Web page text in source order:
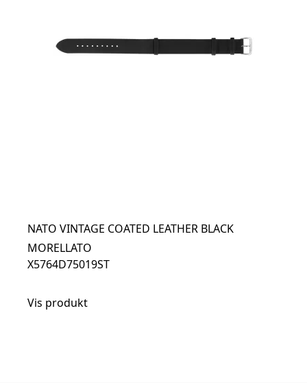
NATO VINTAGE COATED LEATHER BLACK
MORELLATO
X5764D75019ST
Vis produkt